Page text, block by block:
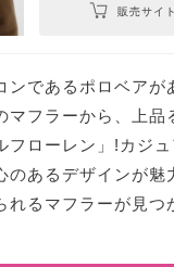
販売サイ
であるポロベアが
マフラーから、上品
フローレン」!カジ
のあるデザインが魅
れるマフラーが見つ